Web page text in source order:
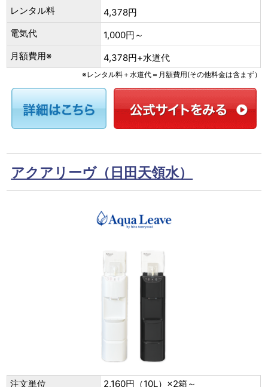
レンタル料
4,378円
電気代
1,000円～
月額費用※
4,378円+水道代
※レンタル料＋水道代＝月額費用(その他料金は含まず）
アクアリーヴ（日田天領水）
注文単位 2,160円（10L）×2箱～